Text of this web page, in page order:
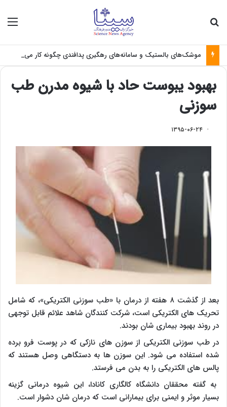
موشک‌های بالستیک و سامانه‌های رهگیری پدافندی چگونه کار می کنند؟
بهبود یبوست حاد با شیوه مدرن طب
سوزنی
۱۳۹۵-۰۶-۲۴
بعد از گذشت ۸ هفته از درمان با «طب سوزنی الکتریکی»، که شامل
تحریک های الکتریکی است، شرکت کنندگان شاهد علائم قابل توجهی
در روند بهبود بیماری شان بودند.
در طب سوزنی الکتریکی از سوزن های نازکی که در پوست فرو برده
شده استفاده می شود. این سوزن ها به دستگاهی وصل هستند که
پالس های الکتریکی را به بدن می فرستد.
به گفته محققان دانشگاه کالگاری کانادا، این شیوه درمانی گزینه
بسیار موثر و ایمنی برای بیمارانی است که درمان شان دشوار است.